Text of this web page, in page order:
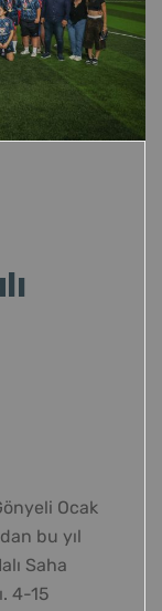
Ocak
bu yıl
Saha
4-15